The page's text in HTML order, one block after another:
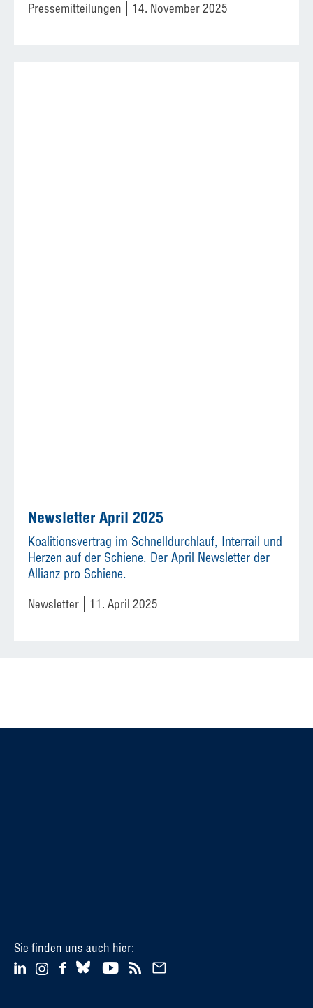
Pressemitteilungen 14. November 2025
Newsletter April 2025
Koalitionsvertrag im Schnelldurchlauf, Interrail und
Herzen auf der Schiene. Der April Newsletter der
Allianz pro Schiene.
Newsletter 11. April 2025
Sie finden uns auch hier: